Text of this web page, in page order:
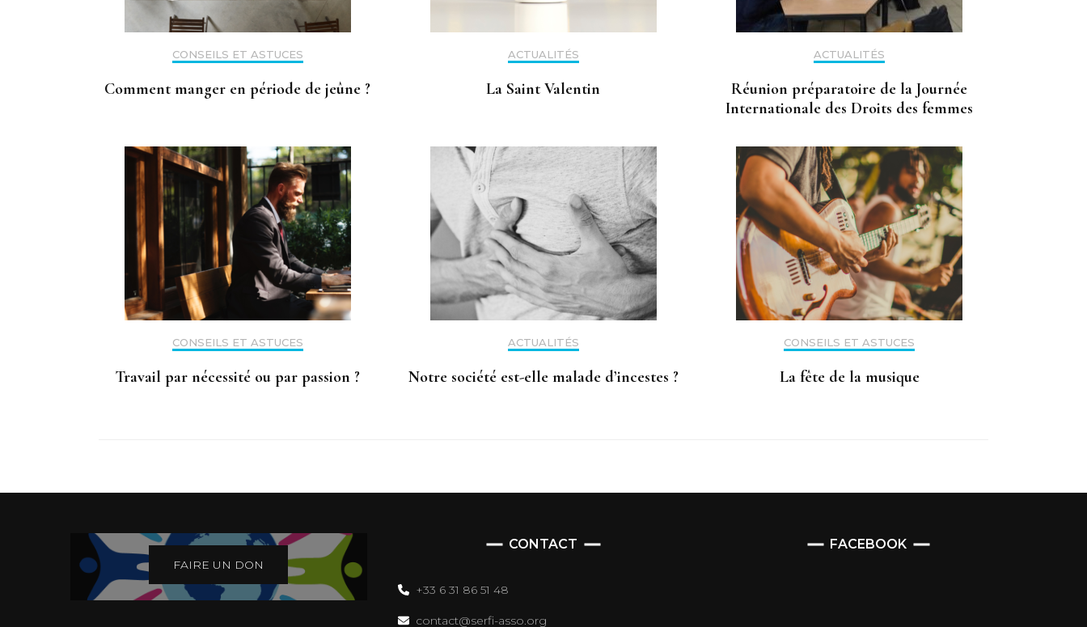
CONSEILS ET ASTUCES
Comment manger en période de jeûne ?
ACTUALITÉS
La Saint Valentin
ACTUALITÉS
Réunion préparatoire de la Journée
Internationale des Droits des femmes
CONSEILS ET ASTUCES
Travail par nécessité ou par passion ?
ACTUALITÉS
Notre société est-elle malade d’incestes ?
CONSEILS ET ASTUCES
La fête de la musique
FAIRE UN DON
CONTACT
+33 6 31 86 51 48
contact@serfi-asso.org
FACEBOOK